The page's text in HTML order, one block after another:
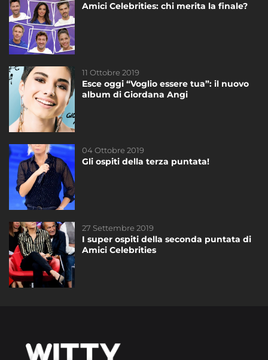
Amici Celebrities: chi merita la finale?
11 Ottobre 2019
Esce oggi “Voglio essere tua”: il nuovo
album di Giordana Angi
04 Ottobre 2019
Gli ospiti della terza puntata!
27 Settembre 2019
I super ospiti della seconda puntata di
Amici Celebrities
STOP al televoto!
11 Ottobre 2019
Maria De Filippi: giudice speciale di
#AmiciCelebrities
20 Settembre 2019
Amici Celebrities: concorrenti, giudici e
27 Settembre 2019
I super ospiti della seconda puntata di
Amici Celebrities